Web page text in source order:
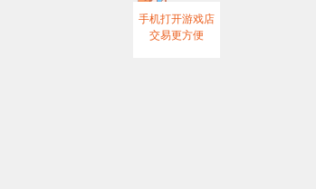
手机打开游戏店
交易更方便